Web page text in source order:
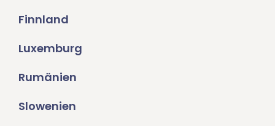
Finnland
Luxemburg
Rumänien
Slowenien